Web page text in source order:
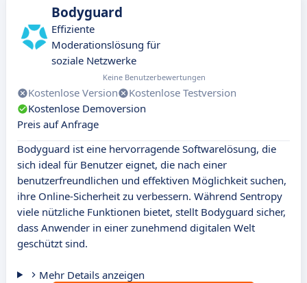
Bodyguard
Effiziente
Moderationslösung für
soziale Netzwerke
Keine Benutzerbewertungen
Kostenlose Version
Kostenlose Testversion
Kostenlose Demoversion
Preis auf Anfrage
Bodyguard ist eine hervorragende Softwarelösung, die
sich ideal für Benutzer eignet, die nach einer
benutzerfreundlichen und effektiven Möglichkeit suchen,
ihre Online-Sicherheit zu verbessern. Während Sentropy
viele nützliche Funktionen bietet, stellt Bodyguard sicher,
dass Anwender in einer zunehmend digitalen Welt
geschützt sind.
Mehr Details anzeigen